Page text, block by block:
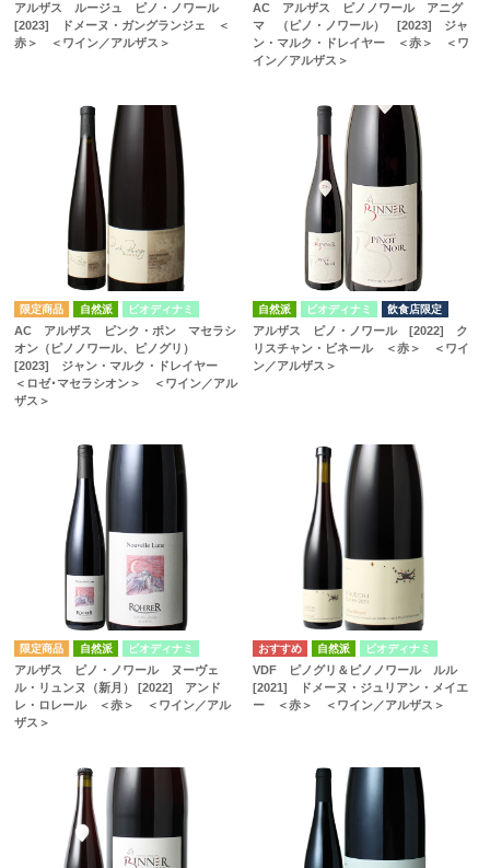
アルザス ルージュ ピノ・ノワール
[2023] ドメーヌ・ガングランジェ ＜
赤＞ ＜ワイン／アルザス＞
AC アルザス ピノノワール アニグ
マ （ピノ・ノワール） [2023] ジャ
ン・マルク・ドレイヤー ＜赤＞ ＜ワ
イン／アルザス＞
自然派 ビオディナミ
AC アルザス ピンク・ポン マセラシ
オン（ピノノワール、ピノグリ）
[2023] ジャン・マルク・ドレイヤー
＜ロゼ･マセラシオン＞ ＜ワイン／アル
ザス＞
自然派 ビオディナミ 飲食店限定
アルザス ピノ・ノワール [2022] ク
リスチャン・ビネール ＜赤＞ ＜ワイ
ン／アルザス＞
自然派 ビオディナミ
アルザス ピノ・ノワール ヌーヴェ
ル・リュンヌ（新月） [2022] アンド
レ・ロレール ＜赤＞ ＜ワイン／アル
ザス＞
自然派 ビオディナミ
VDF ピノグリ＆ピノノワール ルル
[2021] ドメーヌ・ジュリアン・メイエ
ー ＜赤＞ ＜ワイン／アルザス＞